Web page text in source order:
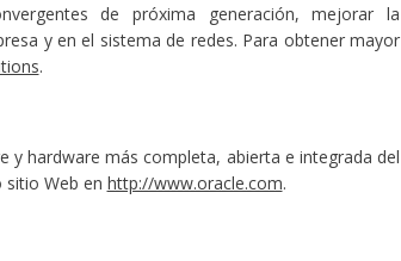
de próxima generación, mejorar la
y en el sistema de redes. Para obtener mayor
.
y hardware más completa, abierta e integrada del
Web en http://www.oracle.com.